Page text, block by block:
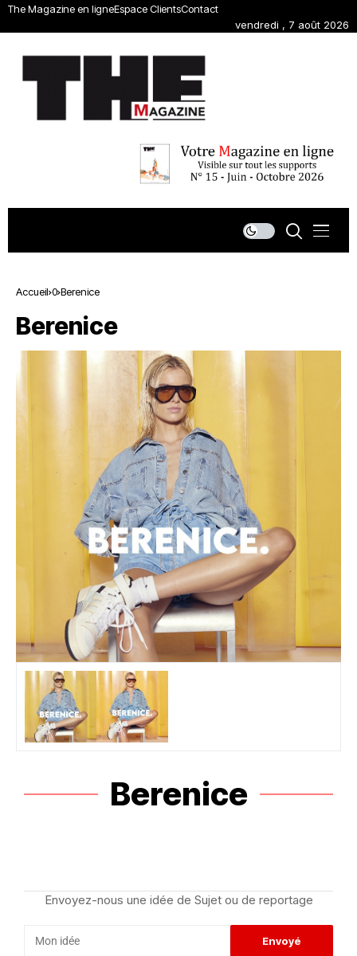
The Magazine en ligneEspace ClientsContact
vendredi , 7 août 2026
Accueil 0 Berenice
Berenice
Berenice
Envoyez-nous une idée de Sujet ou de reportage